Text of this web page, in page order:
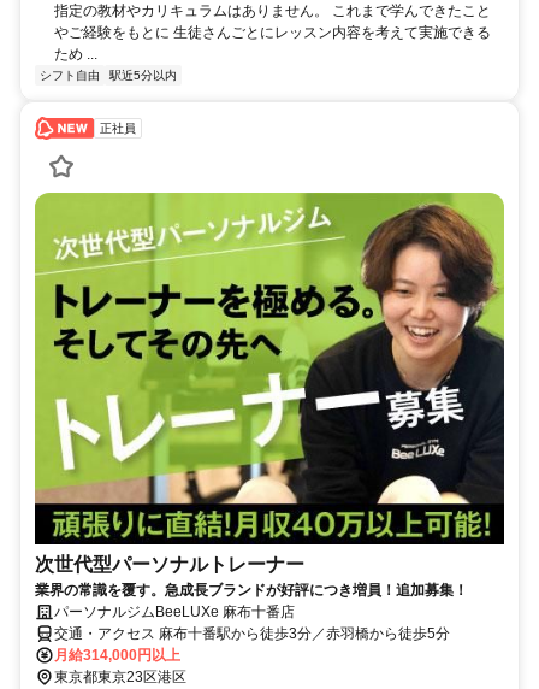
指定の教材やカリキュラムはありません。 これまで学んできたこと
やご経験をもとに 生徒さんごとにレッスン内容を考えて実施できる
ため ...
シフト自由 駅近5分以内
正社員
次世代型パーソナルトレーナー
業界の常識を覆す。急成長ブランドが好評につき増員！追加募集！
パーソナルジムBeeLUXe 麻布十番店
交通・アクセス 麻布十番駅から徒歩3分／赤羽橋から徒歩5分
月給314,000円以上
東京都東京23区港区